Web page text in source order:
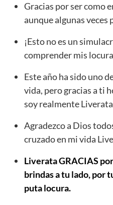
Gracias por ser como
aunque algunas veces
¡Esto no es un
comprender mis
Este año ha sido uno
vida, pero gracias a ti
soy realmente
Agradezco a Dios
cruzado en mi vida
Liverata GRACIAS
brindas a tu lado, por
puta locura.